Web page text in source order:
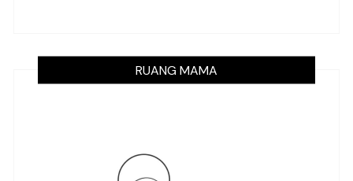
RUANG MAMA